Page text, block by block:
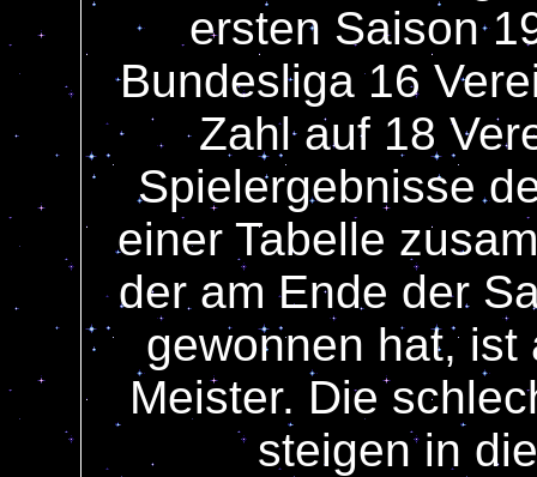
ersten Saison
Bundesliga 16
Zahl auf 18
Spielergebnisse
einer Tabelle
der am Ende der
gewonnen hat, ist
Meister. Die
steigen in